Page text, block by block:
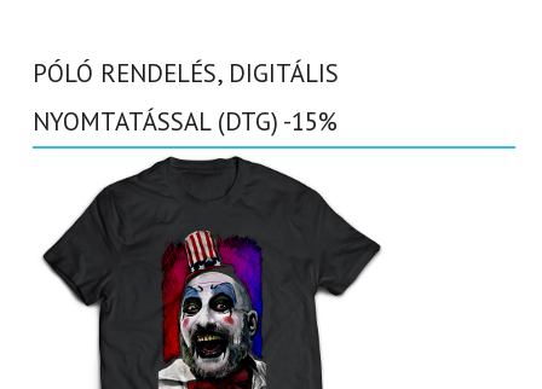
PÓLÓ RENDELÉS, DIGITÁLIS
NYOMTATÁSSAL (DTG) -15%